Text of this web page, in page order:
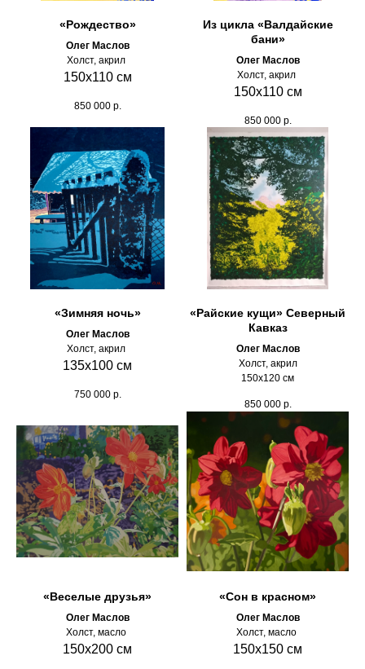
«Рождество»
Олег Маслов
Холст, акрил
150х110 см
850 000 р.
Из цикла «Валдайские
бани»
Олег Маслов
Холст, акрил
150х110 см
850 000 р.
«Зимняя ночь»
Олег Маслов
Холст, акрил
135х100 см
750 000 р.
«Райские кущи» Северный
Кавказ
Олег Маслов
Холст, акрил
150х120 см
850 000 р.
«Веселые друзья»
Олег Маслов
Холст, масло
150х200 см
«Сон в красном»
Олег Маслов
Холст, масло
150х150 см